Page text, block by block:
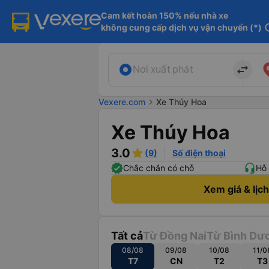
Cam kết hoàn 150% nếu nhà xe
không cung cấp dịch vụ vận chuyển (*)
Nơi xuất phát import_export
Vexere.com chevron_right Xe Thúy Hoa
Xe Thúy Hoa
3.0 (9)
Số điện thoại
Chắc chắn có chỗ
Xem giá &
Tất cảTừ Đồng NaiTừ Bình
08/08
T7
09/08
CN
10/08
T2
11/
T3